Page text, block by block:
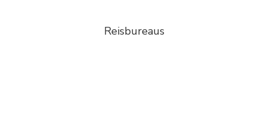
Reisbureaus